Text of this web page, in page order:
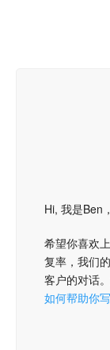
Hi, 我是Ben，
希望你喜欢
复率，我们
客户的对话
如何帮助你